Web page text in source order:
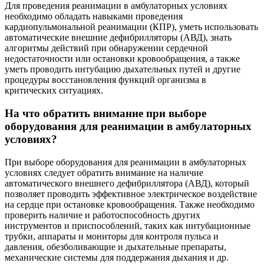
Для проведения реанимации в амбулаторных условиях
необходимо обладать навыками проведения
кардиопульмональной реанимации (КПР), уметь использовать
автоматические внешние дефибрилляторы (АВД), знать
алгоритмы действий при обнаружении сердечной
недостаточности или остановки кровообращения, а также
уметь проводить интубацию дыхательных путей и другие
процедуры восстановления функций организма в
критических ситуациях.
На что обратить внимание при выборе
оборудования для реанимации в амбулаторных
условиях?
При выборе оборудования для реанимации в амбулаторных
условиях следует обратить внимание на наличие
автоматического внешнего дефибриллятора (АВД), который
позволяет проводить эффективное электрическое воздействие
на сердце при остановке кровообращения. Также необходимо
проверить наличие и работоспособность других
инструментов и приспособлений, таких как интубационные
трубки, аппараты и мониторы для контроля пульса и
давления, обезболивающие и дыхательные препараты,
механические системы для поддержания дыхания и др.